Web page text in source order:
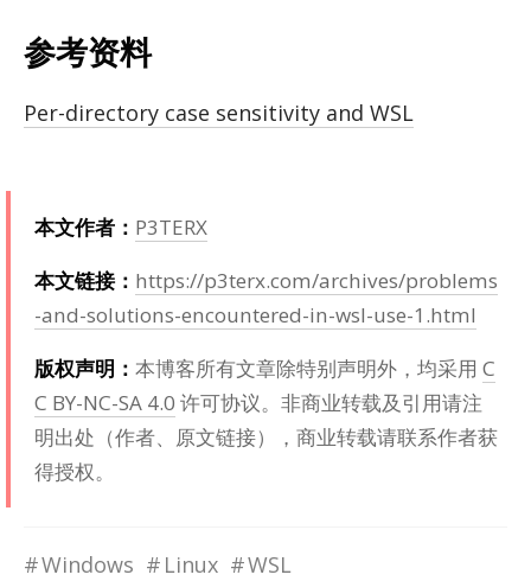
参考资料
Per-directory case sensitivity and WSL
本文作者： P3TERX
本文链接： https://p3terx.com/archives/problems
-and-solutions-encountered-in-wsl-use-1.html
版权声明： 本博客所有文章除特别声明外，均采用 C
C BY-NC-SA 4.0 许可协议。非商业转载及引用请注
明出处（作者、原文链接），商业转载请联系作者获
得授权。
Windows Linux WSL